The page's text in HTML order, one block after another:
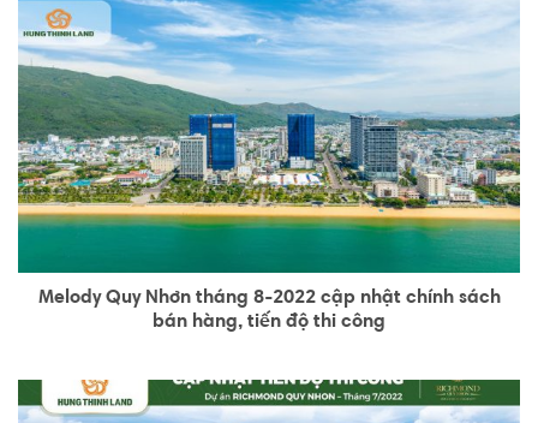
Melody Quy Nhơn tháng 8-2022 cập nhật chính sách
bán hàng, tiến độ thi công